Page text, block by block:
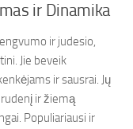
ir Dinamika
ir judesio,
Jie beveik
ir sausrai. Jų
ir žiemą
Populiariausi ir